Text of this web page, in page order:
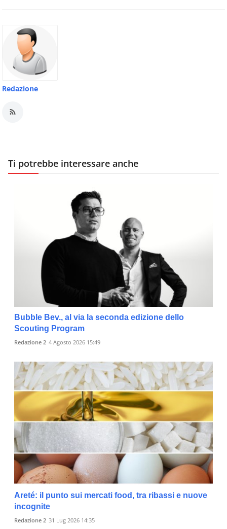
Redazione
Ti potrebbe interessare anche
Bubble Bev., al via la seconda edizione dello
Scouting Program
Redazione 2 4 Agosto 2026 15:49
Areté: il punto sui mercati food, tra ribassi e nuove
incognite
Redazione 2 31 Lug 2026 14:35